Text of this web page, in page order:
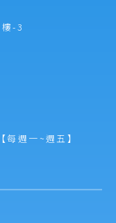
-3
週一~週五】